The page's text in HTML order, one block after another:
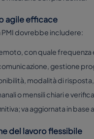
agile efficace
PMI dovrebbe includere:
con quale frequenza
gestione
modalità di
o mensili chiari e
va aggiornata in base
del lavoro flessibile